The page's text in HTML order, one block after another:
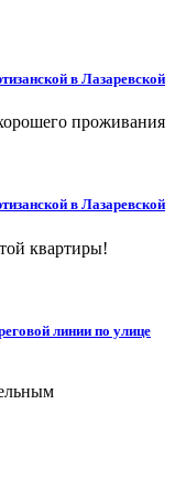
в Лазаревской
проживания
в Лазаревской
квартиры!
линии по улице